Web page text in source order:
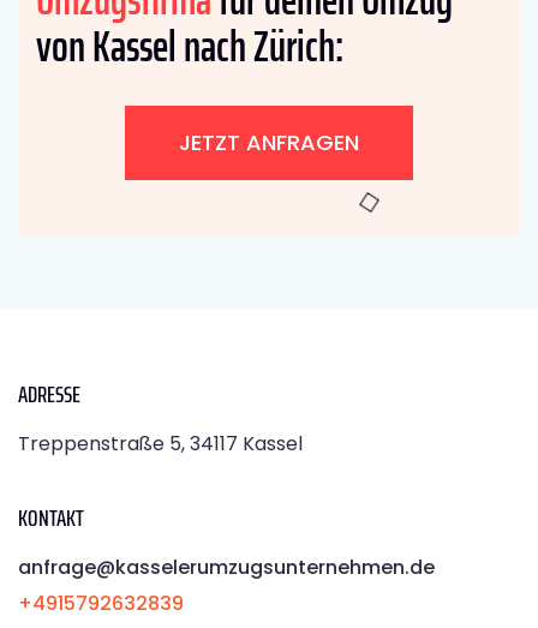
von Kassel nach Zürich:
JETZT ANFRAGEN
ADRESSE
Treppenstraße 5, 34117 Kassel
KONTAKT
anfrage@kasselerumzugsunternehmen.de
+4915792632839